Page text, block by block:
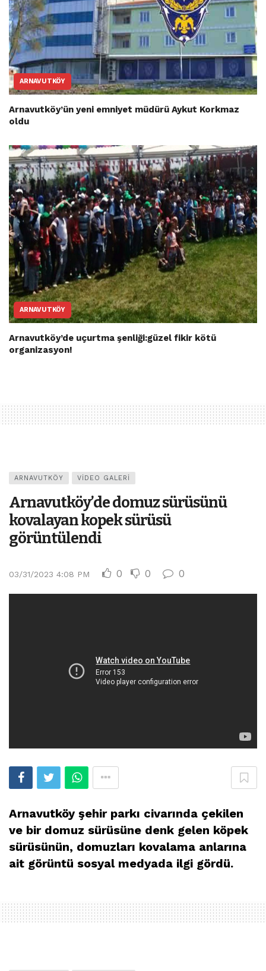
ARNAVUTKÖY
Arnavutköy’ün yeni emniyet müdürü Aykut Korkmaz
oldu
ARNAVUTKÖY
Arnavutköy’de uçurtma şenliği:güzel fikir kötü
organizasyon!
ARNAVUTKÖY VIDEO GALERI
Arnavutköy’de domuz sürüsünü
kovalayan kopek sürüsü
görüntülendi
03/31/2023 4:08 PM 0 0 0
Arnavutköy şehir parkı civarında çekilen
ve bir domuz sürüsüne denk gelen köpek
sürüsünün, domuzları kovalama anlarına
ait görüntü sosyal medyada ilgi gördü.